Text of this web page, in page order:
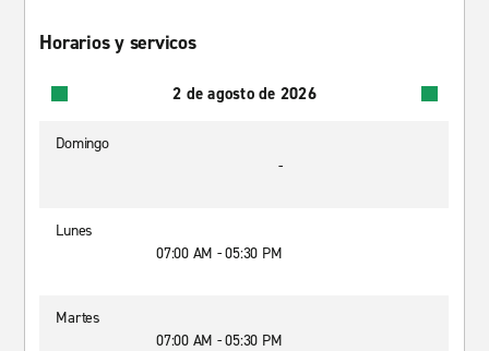
Horarios y servicos
2 de agosto de 2026
Domingo
-
Lunes
07:00 AM - 05:30 PM
Martes
07:00 AM - 05:30 PM